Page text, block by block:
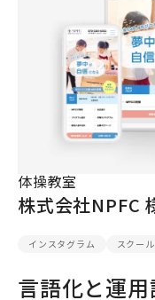
体操教室
株式会社NPFC
インスタグラム スクー
言語化と運